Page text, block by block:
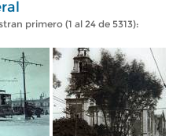
primero (1 al 24 de 5313):